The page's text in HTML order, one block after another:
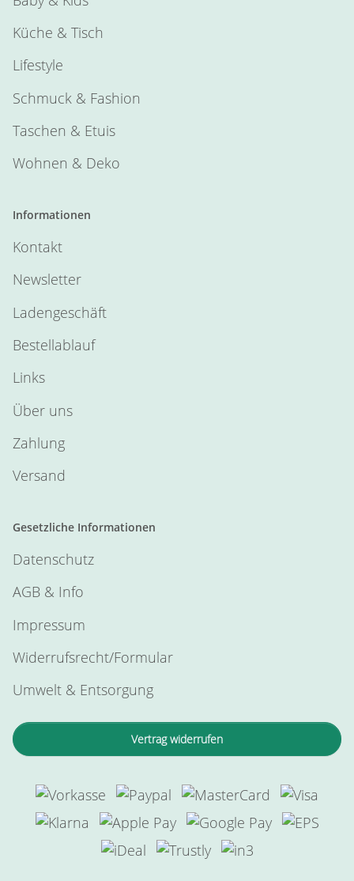
Küche & Tisch
Lifestyle
Schmuck & Fashion
Taschen & Etuis
Wohnen & Deko
Informationen
Kontakt
Newsletter
Ladengeschäft
Bestellablauf
Links
Über uns
Zahlung
Versand
Gesetzliche Informationen
Datenschutz
AGB & Info
Impressum
Widerrufsrecht/Formular
Umwelt & Entsorgung
Vertrag widerrufen